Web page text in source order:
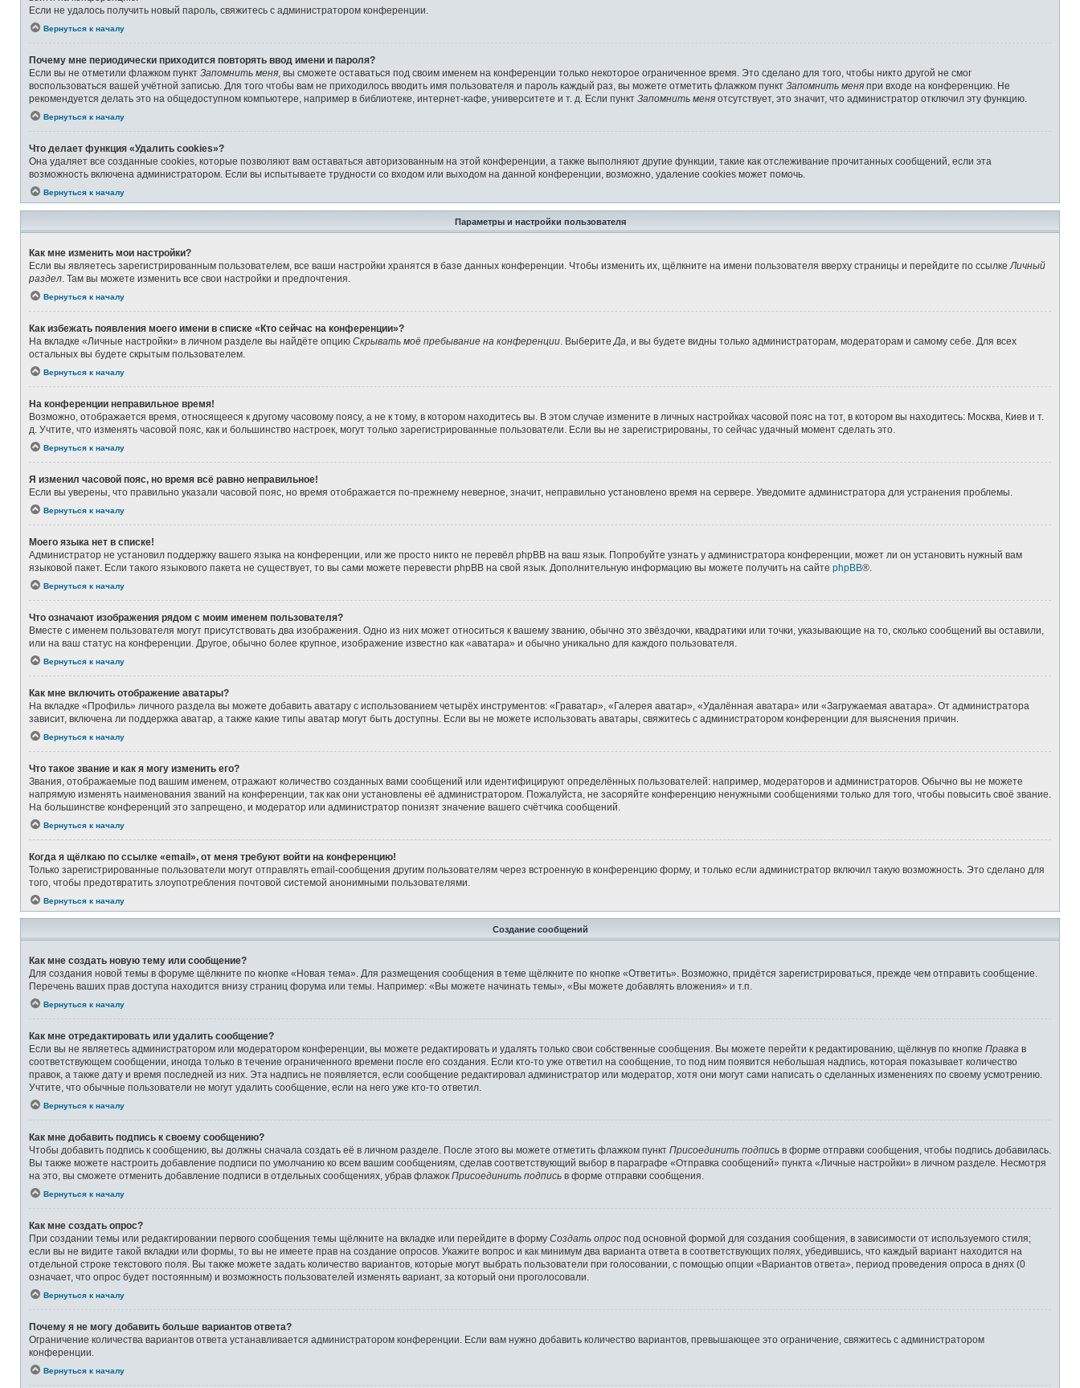
Если не удалось получить новый пароль, свяжитесь с администратором конференции.
Вернуться к началу
Почему мне периодически приходится повторять ввод имени и пароля?
Если вы не отметили флажком пункт Запомнить меня , вы сможете оставаться под своим именем на конференции только некоторое ограниченное время. Это сделано для того, чтобы никто другой не смог
воспользоваться вашей учётной записью. Для того чтобы вам не приходилось вводить имя пользователя и пароль каждый раз, вы можете отметить флажком пункт Запомнить меня при входе на конференцию. Не
рекомендуется делать это на общедоступном компьютере, например в библиотеке, интернет-кафе, университете и т. д. Если пункт Запомнить меня отсутствует, это значит, что администратор отключил эту функцию.
Вернуться к началу
Что делает функция «Удалить cookies»?
Она удаляет все созданные cookies, которые позволяют вам оставаться авторизованным на этой конференции, а также выполняют другие функции, такие как отслеживание прочитанных сообщений, если эта
возможность включена администратором. Если вы испытываете трудности со входом или выходом на данной конференции, возможно, удаление cookies может помочь.
Вернуться к началу
Параметры и настройки пользователя
Как мне изменить мои настройки?
Если вы являетесь зарегистрированным пользователем, все ваши настройки хранятся в базе данных конференции. Чтобы изменить их, щёлкните на имени пользователя вверху страницы и перейдите по ссылке Личный
раздел . Там вы можете изменить все свои настройки и предпочтения.
Вернуться к началу
Как избежать появления моего имени в списке «Кто сейчас на конференции»?
На вкладке «Личные настройки» в личном разделе вы найдёте опцию Скрывать моё пребывание на конференции . Выберите Да , и вы будете видны только администраторам, модераторам и самому себе. Для всех
остальных вы будете скрытым пользователем.
Вернуться к началу
На конференции неправильное время!
Возможно, отображается время, относящееся к другому часовому поясу, а не к тому, в котором находитесь вы. В этом случае измените в личных настройках часовой пояс на тот, в котором вы находитесь: Москва, Киев и т.
д. Учтите, что изменять часовой пояс, как и большинство настроек, могут только зарегистрированные пользователи. Если вы не зарегистрированы, то сейчас удачный момент сделать это.
Вернуться к началу
Я изменил часовой пояс, но время всё равно неправильное!
Если вы уверены, что правильно указали часовой пояс, но время отображается по-прежнему неверное, значит, неправильно установлено время на сервере. Уведомите администратора для устранения проблемы.
Вернуться к началу
Моего языка нет в списке!
Администратор не установил поддержку вашего языка на конференции, или же просто никто не перевёл phpBB на ваш язык. Попробуйте узнать у администратора конференции, может ли он установить нужный вам
языковой пакет. Если такого языкового пакета не существует, то вы сами можете перевести phpBB на свой язык. Дополнительную информацию вы можете получить на сайте phpBB®.
Вернуться к началу
Что означают изображения рядом с моим именем пользователя?
Вместе с именем пользователя могут присутствовать два изображения. Одно из них может относиться к вашему званию, обычно это звёздочки, квадратики или точки, указывающие на то, сколько сообщений вы оставили,
или на ваш статус на конференции. Другое, обычно более крупное, изображение известно как «аватара» и обычно уникально для каждого пользователя.
Вернуться к началу
Как мне включить отображение аватары?
На вкладке «Профиль» личного раздела вы можете добавить аватару с использованием четырёх инструментов: «Граватар», «Галерея аватар», «Удалённая аватара» или «Загружаемая аватара». От администратора
зависит, включена ли поддержка аватар, а также какие типы аватар могут быть доступны. Если вы не можете использовать аватары, свяжитесь с администратором конференции для выяснения причин.
Вернуться к началу
Что такое звание и как я могу изменить его?
Звания, отображаемые под вашим именем, отражают количество созданных вами сообщений или идентифицируют определённых пользователей: например, модераторов и администраторов. Обычно вы не можете
напрямую изменять наименования званий на конференции, так как они установлены её администратором. Пожалуйста, не засоряйте конференцию ненужными сообщениями только для того, чтобы повысить своё звание.
На большинстве конференций это запрещено, и модератор или администратор понизят значение вашего счётчика сообщений.
Вернуться к началу
Когда я щёлкаю по ссылке «email», от меня требуют войти на конференцию!
Только зарегистрированные пользователи могут отправлять email-сообщения другим пользователям через встроенную в конференцию форму, и только если администратор включил такую возможность. Это сделано для
того, чтобы предотвратить злоупотребления почтовой системой анонимными пользователями.
Вернуться к началу
Создание сообщений
Как мне создать новую тему или сообщение?
Для создания новой темы в форуме щёлкните по кнопке «Новая тема». Для размещения сообщения в теме щёлкните по кнопке «Ответить». Возможно, придётся зарегистрироваться, прежде чем отправить сообщение.
Перечень ваших прав доступа находится внизу страниц форума или темы. Например: «Вы можете начинать темы», «Вы можете добавлять вложения» и т.п.
Вернуться к началу
Как мне отредактировать или удалить сообщение?
Если вы не являетесь администратором или модератором конференции, вы можете редактировать и удалять только свои собственные сообщения. Вы можете перейти к редактированию, щёлкнув по кнопке Правка в
соответствующем сообщении, иногда только в течение ограниченного времени после его создания. Если кто-то уже ответил на сообщение, то под ним появится небольшая надпись, которая показывает количество
правок, а также дату и время последней из них. Эта надпись не появляется, если сообщение редактировал администратор или модератор, хотя они могут сами написать о сделанных изменениях по своему усмотрению.
Учтите, что обычные пользователи не могут удалить сообщение, если на него уже кто-то ответил.
Вернуться к началу
Как мне добавить подпись к своему сообщению?
Чтобы добавить подпись к сообщению, вы должны сначала создать её в личном разделе. После этого вы можете отметить флажком пункт Присоединить подпись в форме отправки сообщения, чтобы подпись добавилась.
Вы также можете настроить добавление подписи по умолчанию ко всем вашим сообщениям, сделав соответствующий выбор в параграфе «Отправка сообщений» пункта «Личные настройки» в личном разделе. Несмотря
на это, вы сможете отменить добавление подписи в отдельных сообщениях, убрав флажок Присоединить подпись в форме отправки сообщения.
Вернуться к началу
Как мне создать опрос?
При создании темы или редактировании первого сообщения темы щёлкните на вкладке или перейдите в форму Создать опрос под основной формой для создания сообщения, в зависимости от используемого стиля;
если вы не видите такой вкладки или формы, то вы не имеете прав на создание опросов. Укажите вопрос и как минимум два варианта ответа в соответствующих полях, убедившись, что каждый вариант находится на
отдельной строке текстового поля. Вы также можете задать количество вариантов, которые могут выбрать пользователи при голосовании, с помощью опции «Вариантов ответа», период проведения опроса в днях (0
означает, что опрос будет постоянным) и возможность пользователей изменять вариант, за который они проголосовали.
Вернуться к началу
Почему я не могу добавить больше вариантов ответа?
Ограничение количества вариантов ответа устанавливается администратором конференции. Если вам нужно добавить количество вариантов, превышающее это ограничение, свяжитесь с администратором
конференции.
Вернуться к началу